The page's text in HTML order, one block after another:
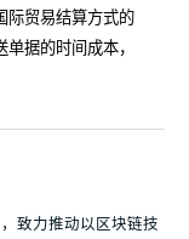
际贸易结算方式的
据的时间成本，
致力推动以区块链技